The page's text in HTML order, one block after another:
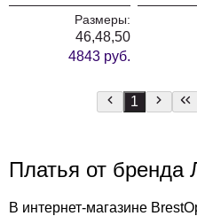
Размеры:
46,48,50
4843 руб.
1
Платья от бренда
В интернет-магазине